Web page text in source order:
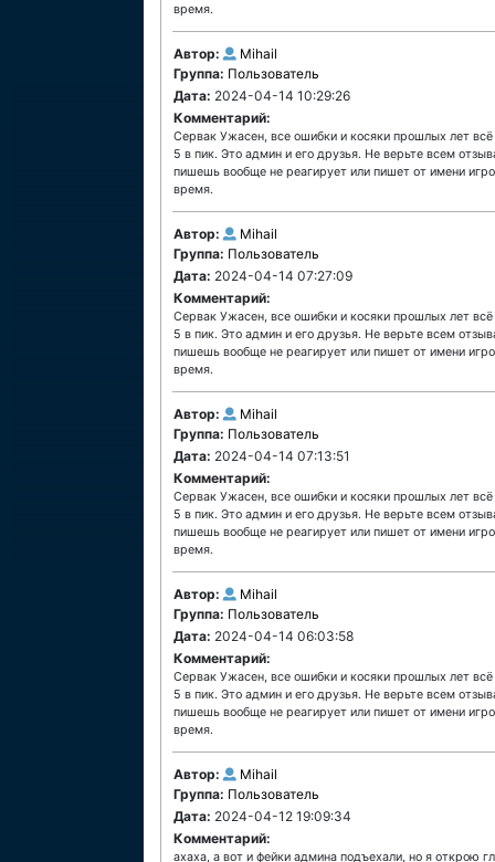
время.
Автор:
Mihail
Группа: Пользователь
Дата: 2024-04-14 10:29:26
Комментарий:
Сервак Ужасен, все ошибки и косяки прошлых лет
5 в пик. Это админ и его друзья. Не верьте всем
пишешь вообще не реагирует или пишет от имени
время.
Автор:
Mihail
Группа: Пользователь
Дата: 2024-04-14 07:27:09
Комментарий:
Сервак Ужасен, все ошибки и косяки прошлых лет
5 в пик. Это админ и его друзья. Не верьте всем
пишешь вообще не реагирует или пишет от имени
время.
Автор:
Mihail
Группа: Пользователь
Дата: 2024-04-14 07:13:51
Комментарий:
Сервак Ужасен, все ошибки и косяки прошлых лет
5 в пик. Это админ и его друзья. Не верьте всем
пишешь вообще не реагирует или пишет от имени
время.
Автор:
Mihail
Группа: Пользователь
Дата: 2024-04-14 06:03:58
Комментарий:
Сервак Ужасен, все ошибки и косяки прошлых лет
5 в пик. Это админ и его друзья. Не верьте всем
пишешь вообще не реагирует или пишет от имени
время.
Автор:
Mihail
Группа: Пользователь
Дата: 2024-04-12 19:09:34
Комментарий:
ахаха, а вот и фейки админа подъехали, но я открою